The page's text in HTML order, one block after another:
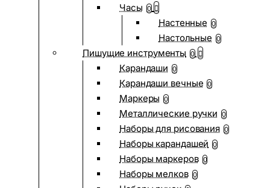
Часы 0
Настенные 0
Настольные 0
Пишущие инструменты 0
Карандаши 0
Карандаши вечные 0
Маркеры 0
Металлические ручки 0
Наборы для рисования 0
Наборы карандашей 0
Наборы маркеров 0
Наборы мелков 0